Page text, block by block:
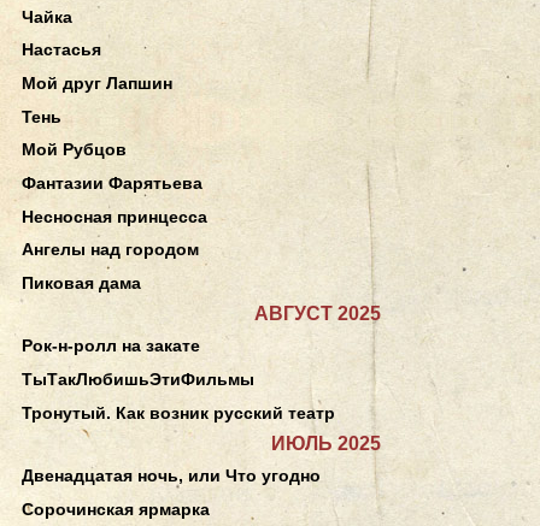
Чайка
Настасья
Мой друг Лапшин
Тень
Мой Рубцов
Фантазии Фарятьева
Несносная принцесса
Ангелы над городом
Пиковая дама
АВГУСТ 2025
Рок-н-ролл на закате
ТыТакЛюбишьЭтиФильмы
Тронутый. Как возник русский театр
ИЮЛЬ 2025
Двенадцатая ночь, или Что угодно
Сорочинская ярмарка